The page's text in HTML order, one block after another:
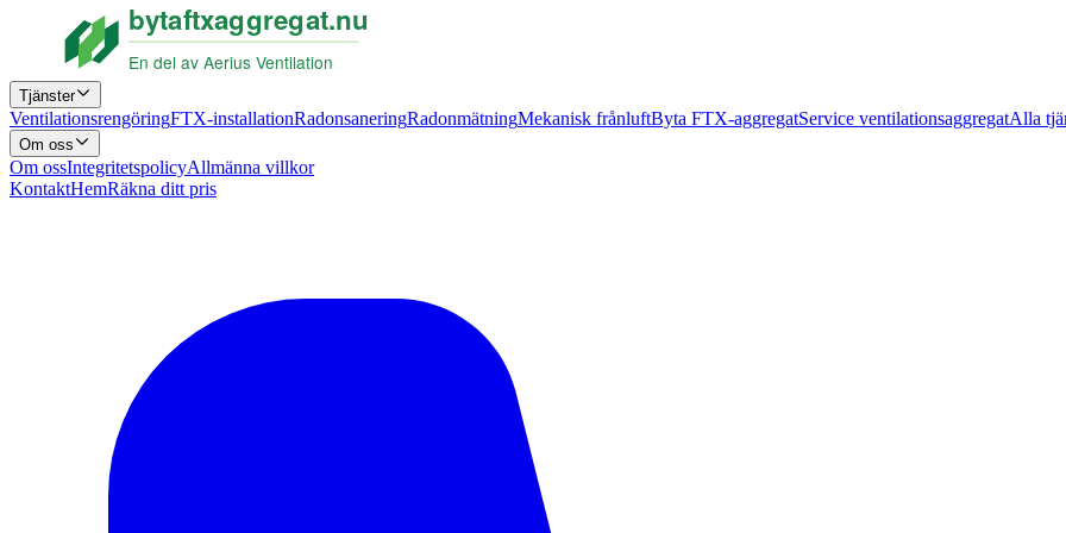
Tjänster
VentilationsrengöringFTX-installationRadonsaneringRadonmätningMekanisk frånluftByta FTX-aggregatService ventilationsaggregatAlla
Om oss
Om ossIntegritetspolicyAllmänna villkor
KontaktHemRäkna ditt pris